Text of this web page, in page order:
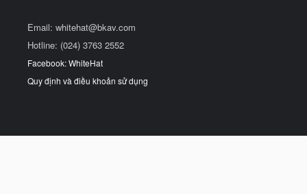
Email: whitehat@bkav.com
Hotline: (024) 3763 2552
Facebook: WhiteHat
Quy định và điều khoản sử dụng